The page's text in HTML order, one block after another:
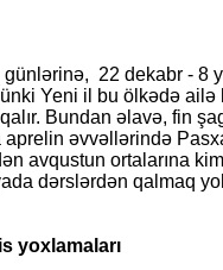
günlərinə, 22 dekabr -
Yeni il bu ölkədə ailə
Bundan əlavə, fin
əvvəllərində
avqus­tun ortalarına
dərslərdən qalmaq
yoxlamaları